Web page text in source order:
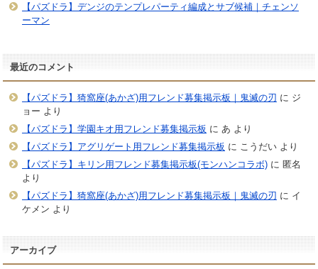
【パズドラ】デンジのテンプレパーティ編成とサブ候補｜チェンソ
ーマン
最近のコメント
【パズドラ】猗窩座(あかざ)用フレンド募集掲示板｜鬼滅の刃 に ジ
ョー より
【パズドラ】学園キオ用フレンド募集掲示板 に あ より
【パズドラ】アグリゲート用フレンド募集掲示板 に こうだいより
【パズドラ】キリン用フレンド募集掲示板(モンハンコラボ)に 匿名
より
【パズドラ】猗窩座(あかざ)用フレンド募集掲示板｜鬼滅の刃 に イ
ケメン より
アーカイブ